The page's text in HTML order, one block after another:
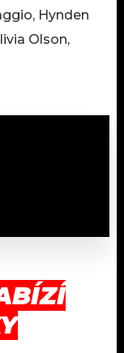
Hynden
Olson,